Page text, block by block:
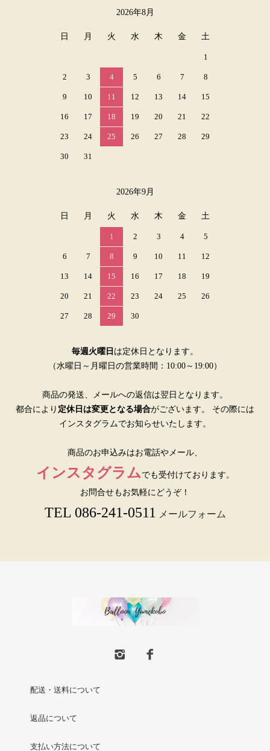
2026年8月
日 月 火 水 木 金 土
1
2 3 4 5 6 7 8
9 10 11 12 13 14 15
16 17 18 19 20 21 22
23 24 25 26 27 28 29
30 31
2026年9月
日 月 火 水 木 金 土
1 2 3 4 5
6 7 8 9 10 11 12
13 14 15 16 17 18 19
20 21 22 23 24 25 26
27 28 29 30
毎週火曜日 は定休日となります。
（水曜日～月曜日の営業時間：10:00～19:00）
商品の発送、メールへの返信は翌日となります。
都合により 定休日は変更となる場合がございます。 その際には
インスタグラムでお知らせいたします。
商品のお申込みはお電話やメール、
インスタグラム でも受付けております。
お問合せもお気軽にどうぞ！
TEL 086-241-0511 メールフォーム
配送・送料について
返品について
支払い方法について